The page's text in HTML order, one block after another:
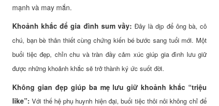
mạnh và may mắn.
Khoảnh khắc để gia đình sum vầy: Đây là dịp để ông bà, cô
chú, bạn bè thân thiết cùng chứng kiến bé bước sang tuổi mới. Một
buổi tiệc đẹp, chỉn chu và tràn đầy cảm xúc giúp gia đình lưu giữ
được những khoảnh khắc sẽ trở thành ký ức suốt đời.
Không gian đẹp giúp ba mẹ lưu giữ khoảnh khắc “triệu
like”:Với thế hệ phụ huynh hiện đại, buổi tiệc thôi nôi không chỉ để